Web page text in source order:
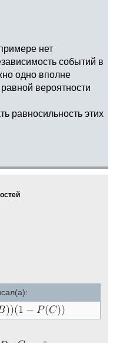
нет
событий в
одно вполне
вероятности
равносильность этих